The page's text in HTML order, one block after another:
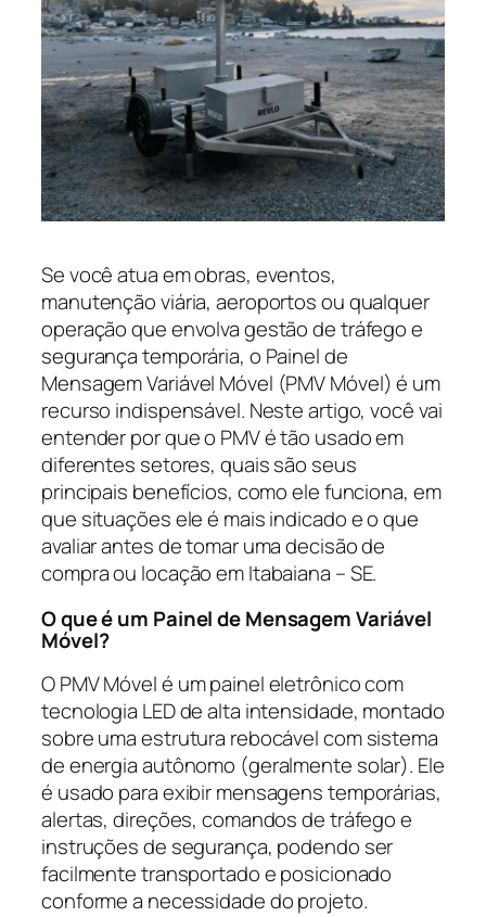
Se você atua em obras, eventos,
manutenção viária, aeroportos ou qualquer
operação que envolva gestão de tráfego e
segurança temporária, o Painel de
Mensagem Variável Móvel (PMV Móvel) é um
recurso indispensável. Neste artigo, você vai
entender por que o PMV é tão usado em
diferentes setores, quais são seus
principais benefícios, como ele funciona, em
que situações ele é mais indicado e o que
avaliar antes de tomar uma decisão de
compra ou locação em Itabaiana – SE.
O que é um Painel de Mensagem Variável
Móvel?
O PMV Móvel é um painel eletrônico com
tecnologia LED de alta intensidade, montado
sobre uma estrutura rebocável com sistema
de energia autônomo (geralmente solar). Ele
é usado para exibir mensagens temporárias,
alertas, direções, comandos de tráfego e
instruções de segurança, podendo ser
facilmente transportado e posicionado
conforme a necessidade do projeto.